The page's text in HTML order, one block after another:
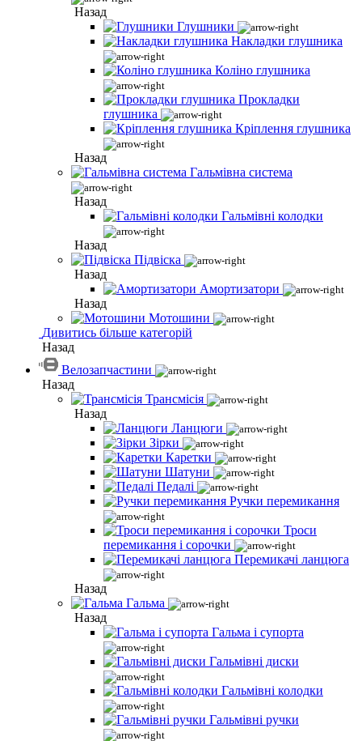
Назад
Глушники
Накладки глушника
Коліно глушника
Прокладки
глушника
Кріплення глушника
Назад
Гальмівна система
Назад
Гальмівні колодки
Назад
Підвіска
Назад
Амортизатори
Назад
Мотошини
Дивитись більше категорій
Назад
Велозапчастини
Назад
Трансмісія
Назад
Ланцюги
Зірки
Каретки
Шатуни
Педалі
Ручки перемикання
Троси
перемикання і сорочки
Перемикачі ланцюга
Назад
Гальма
Назад
Гальма і супорта
Гальмівні диски
Гальмівні колодки
Гальмівні ручки